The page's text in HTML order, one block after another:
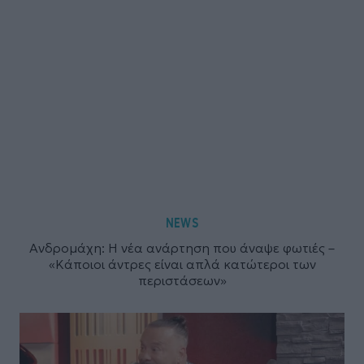
NEWS
Ανδρομάχη: Η νέα ανάρτηση που άναψε φωτιές –
«Κάποιοι άντρες είναι απλά κατώτεροι των
περιστάσεων»